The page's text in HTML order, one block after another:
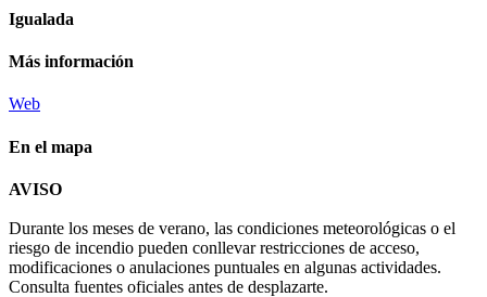
Igualada
Más información
Web
En el mapa
−
AVISO
Durante los meses de verano, las condiciones meteorológicas o el
riesgo de incendio pueden conllevar restricciones de acceso,
modificaciones o anulaciones puntuales en algunas actividades.
Consulta fuentes oficiales antes de desplazarte.